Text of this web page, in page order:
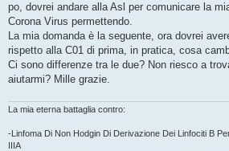
po, dovrei andare alla Asl per comunicare la
Corona Virus permettendo.
La mia domanda è la seguente, ora dovrei
rispetto alla C01 di prima, in pratica, cosa
Ci sono differenze tra le due? Non riesco a
aiutarmi? Mille grazie.
La mia eterna battaglia contro:
-Linfoma Di Non Hodgin Di Derivazione Dei Linfociti B
IIIA